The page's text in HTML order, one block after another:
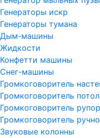
Генераторы искр
Генераторы тумана
Дым-машины
Жидкости
Конфетти машины
Снег-машины
Громкоговоритель
Громкоговоритель
Громкоговоритель
Громкоговоритель
Звуковые колонны